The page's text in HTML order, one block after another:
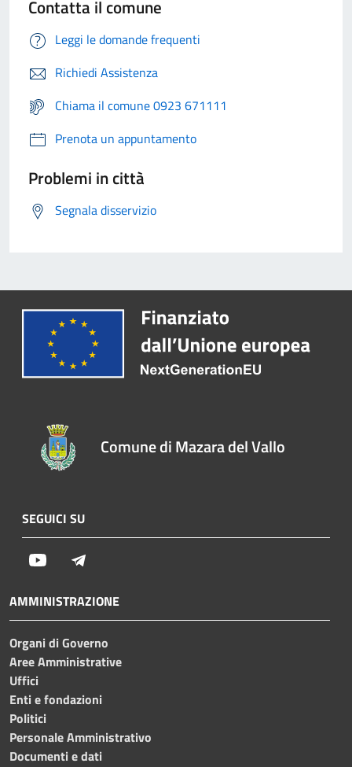
Contatta il comune
Leggi le domande frequenti
Richiedi Assistenza
Chiama il comune 0923 671111
Prenota un appuntamento
Problemi in città
Segnala disservizio
Comune di Mazara del Vallo
SEGUICI SU
Youtube
AMMINISTRAZIONE
Organi di Governo
Aree Amministrative
Uffici
Enti e fondazioni
Politici
Personale Amministrativo
Documenti e dati